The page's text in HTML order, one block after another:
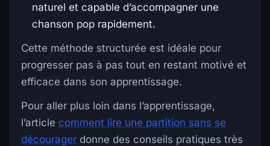
naturel et capable d’accompagner une
chanson pop rapidement.
Cette méthode structurée est idéale pour
progresser pas à pas tout en restant motivé et
efficace dans son apprentissage.
Pour aller plus loin dans l’apprentissage,
l’article comment lire une partition sans se
décourager donne des conseils pratiques très